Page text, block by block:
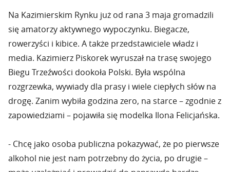
Na Kazimierskim Rynku już od rana 3 maja gromadzili
się amatorzy aktywnego wypoczynku. Biegacze,
rowerzyści i kibice. A także przedstawiciele władz i
media. Kazimierz Piskorek wyruszał na trasę swojego
Biegu Trzeźwości dookoła Polski. Była wspólna
rozgrzewka, wywiady dla prasy i wiele ciepłych słów na
drogę. Zanim wybiła godzina zero, na starce – zgodnie z
zapowiedziami – pojawiła się modelka Ilona Felicjańska.
- Chcę jako osoba publiczna pokazywać, że po pierwsze
alkohol nie jest nam potrzebny do życia, po drugie –